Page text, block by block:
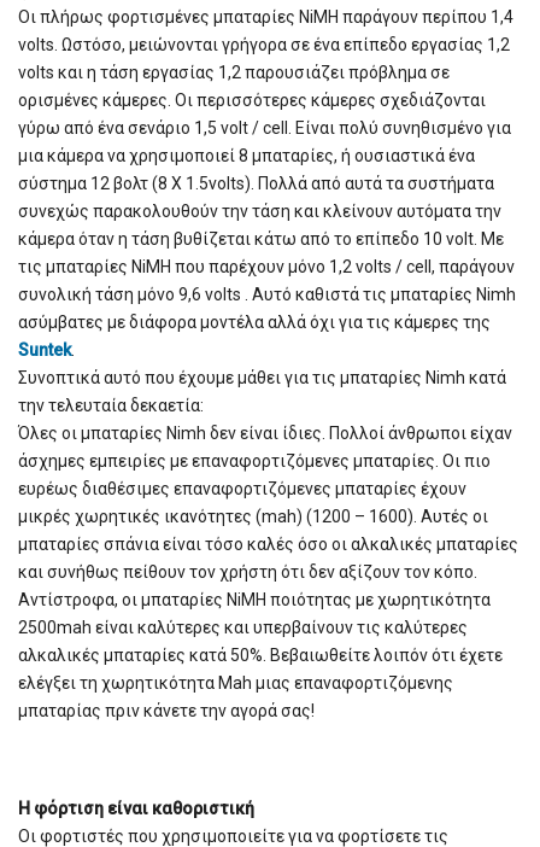
Οι πλήρως φορτισμένες μπαταρίες NiMH παράγουν περίπου 1,4
volts. Ωστόσο, μειώνονται γρήγορα σε ένα επίπεδο εργασίας 1,2
volts και η τάση εργασίας 1,2 παρουσιάζει πρόβλημα σε
ορισμένες κάμερες. Οι περισσότερες κάμερες σχεδιάζονται
γύρω από ένα σενάριο 1,5 volt / cell. Είναι πολύ συνηθισμένο για
μια κάμερα να χρησιμοποιεί 8 μπαταρίες, ή ουσιαστικά ένα
σύστημα 12 βολτ (8 Χ 1.5volts). Πολλά από αυτά τα συστήματα
συνεχώς παρακολουθούν την τάση και κλείνουν αυτόματα την
κάμερα όταν η τάση βυθίζεται κάτω από το επίπεδο 10 volt. Με
τις μπαταρίες NiMH που παρέχουν μόνο 1,2 volts / cell, παράγουν
συνολική τάση μόνο 9,6 volts . Αυτό καθιστά τις μπαταρίες Nimh
ασύμβατες με διάφορα μοντέλα αλλά όχι για τις κάμερες της
Suntek.
Συνοπτικά αυτό που έχουμε μάθει για τις μπαταρίες Nimh κατά
την τελευταία δεκαετία:
Όλες οι μπαταρίες Nimh δεν είναι ίδιες. Πολλοί άνθρωποι είχαν
άσχημες εμπειρίες με επαναφορτιζόμενες μπαταρίες. Οι πιο
ευρέως διαθέσιμες επαναφορτιζόμενες μπαταρίες έχουν
μικρές χωρητικές ικανότητες (mah) (1200 – 1600). Αυτές οι
μπαταρίες σπάνια είναι τόσο καλές όσο οι αλκαλικές μπαταρίες
και συνήθως πείθουν τον χρήστη ότι δεν αξίζουν τον κόπο.
Αντίστροφα, οι μπαταρίες NiMH ποιότητας με χωρητικότητα
2500mah είναι καλύτερες και υπερβαίνουν τις καλύτερες
αλκαλικές μπαταρίες κατά 50%. Βεβαιωθείτε λοιπόν ότι έχετε
ελέγξει τη χωρητικότητα Mah μιας επαναφορτιζόμενης
μπαταρίας πριν κάνετε την αγορά σας!
Η φόρτιση είναι καθοριστική
Οι φορτιστές που χρησιμοποιείτε για να φορτίσετε τις